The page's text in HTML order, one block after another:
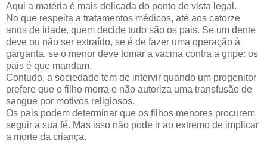
Aqui a matéria é mais delicada do ponto de vista legal.
No que respeita a tratamentos médicos, até aos catorze
anos de idade, quem decide tudo são os pais. Se um dente
deve ou não ser extraído, se é de fazer uma operação à
garganta, se o menor deve tomar a vacina contra a gripe: os
pais é que mandam.
Contudo, a sociedade tem de intervir quando um progenitor
prefere que o filho morra e não autoriza uma transfusão de
sangue por motivos religiosos.
Os pais podem determinar que os filhos menores procurem
seguir a sua fé. Mas isso não pode ir ao extremo de implicar
a morte da criança.